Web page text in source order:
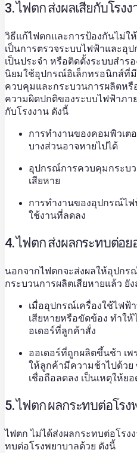
3. ไฟตก ส่งผลเสียกับโรงง
วิธีแก้ไฟตกและการป้องกันไม่ใ
เป็นการตรวจระบบไฟฟ้าและอุ
เป็นประจำ หรือติดตั้งระบบสำร
นิยมใช้อุปกรณ์อิเล็กทรอนิกส์ที่
ควบคุมและกระบวนการผลิตหรื
ความผิดปกติของระบบไฟฟ้าภา
กับโรงงาน ดังนี้
การทำงานของคอมพิวเต
บางส่วนอาจหายไปได้
อุปกรณ์การควบคุมกระบว
เสียหาย
การทำงานของอุปกรณ์ไ
ใช้งานที่ลดลง
4. ไฟตก ส่งผลกระทบต่อย
นอกจากไฟตกจะส่งผลให้อุปกร
กระบวนการผลิตเสียหายแล้ว ยั
เมื่ออุปกรณ์เครื่องใช้ไฟฟ้
เสียหายหรือขัดข้อง ทำใ
อเดอร์ที่ลูกค้าสั่ง
ออเดอร์ที่ถูกผลิตขึ้นช้า เ
ให้ลูกค้ามีความช้าไปด้วย
เชื่อถือลดลง เป็นเหตุให้ย
5. ไฟตก ผลกระทบต่อโรง
ไฟตก ไม่ได้ส่งผลกระทบต่อโรง
ทบต่อโรงพยาบาลด้วย ดังนี้